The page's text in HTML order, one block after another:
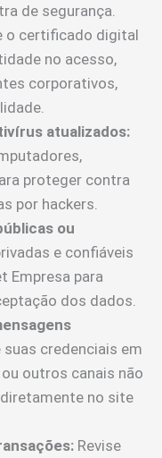
de segurança.
o certificado digital
no acesso,
corporativos,
atualizados:
proteger contra
por hackers.
ou
e confiáveis
Empresa para
dos dados.
credenciais em
outros canais não
no site
Revise